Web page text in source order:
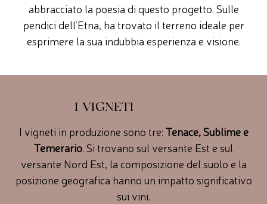
abbracciato la poesia di questo progetto. Sulle
pendici dell’Etna, ha trovato il terreno ideale per
esprimere la sua indubbia esperienza e visione.
I VIGNETI
I vigneti in produzione sono tre: Tenace, Sublime e
Temerario. Si trovano sul versante Est e sul
versante Nord Est, la composizione del suolo e la
posizione geografica hanno un impatto significativo
sui vini.